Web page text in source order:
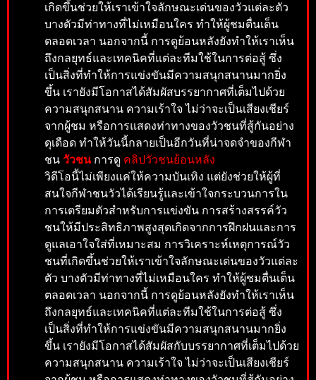
เกิดขึ้นช่วยให้เราเข้าใจลักษณะเด่นของวัวแต่ละตัว
บางตัวมีท่าทางที่ไม่เหมือนใคร ทำให้ผู้ชมตื่นเต็น
ตลอดเวลา นอกจากนี้ การดูย้อนหลังยังทำให้เราเห็น
ถึงกลยุทธ์และเทคนิคที่แต่ละทีมใช้ในการต่อสู้ ซึ่ง
เป็นสิ่งที่ทำให้การแข่งขันมีความสนุกสนานมากยิ่ง
ขึ้น เรายังมีโอกาสได้สัมผัสบรรยากาศที่เต็มไปด้วย
ความสนุกสนาน ความเร้าใจ ไม่ว่าจะเป็นเสียงเชียร์
จากผู้ชม หรือการแสดงท่าทางของวัวชนที่สู้กันอย่าง
ดุเดือด ทำให้วันนี้กลายเป็นอีกวันที่น่าจดจำของกีฬา
ชน วัวชนการดู คลิปวัวชนย้อนหลัง
วิดีโอนี้ไม่เพียงแค่ให้ความบันเทิง แต่ยังช่วยให้ผู้ที่
สนใจกีฬาชนวัวได้เรียนรู้และเข้าใจกระบวนการใน
การเตรียมตัวสำหรับการแข่งขัน การสร้างสรรค์วัว
ชนให้มีประสิทธิภาพสูงสุดเกิดจากการฝึกฝนและการ
ดูแลเอาใจใส่ที่เหมาะสม การวิเคราะห์เหตุการณ์วัว
ชนที่เกิดขึ้นช่วยให้เราเข้าใจลักษณะเด่นของวัวแต่ละ
ตัว บางตัวมีท่าทางที่ไม่เหมือนใคร ทำให้ผู้ชมตื่นเต็น
ตลอดเวลา นอกจากนี้ การดูย้อนหลังยังทำให้เราเห็น
ถึงกลยุทธ์และเทคนิคที่แต่ละทีมใช้ในการต่อสู้ ซึ่ง
เป็นสิ่งที่ทำให้การแข่งขันมีความสนุกสนานมากยิ่ง
ขึ้น เรายังมีโอกาสได้สัมผัสกับบรรยากาศที่เต็มไปด้วย
ความสนุกสนาน ความเร้าใจ ไม่ว่าจะเป็นเสียงเชียร์